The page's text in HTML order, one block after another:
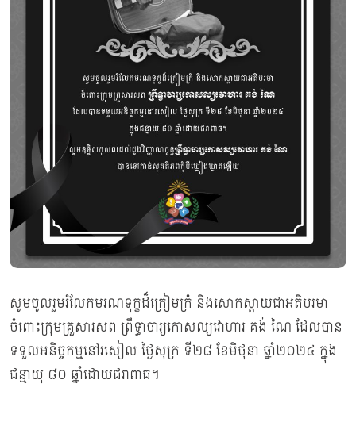
សូមចូលរួមរំលែកមរណទុក្ខដ៏ក្រៀមក្រំ និងសោកស្ដាយជាអតិបរមា
ចំពោះក្រុមគ្រួសារសព ព្រឹទ្ធាចារ្យកោសល្យវោហារ គង់ ណៃ ដែលបាន
ទទួលអនិច្ចកម្មនៅរសៀល ថ្ងៃសុក្រ ទី២៨ ខែមិថុនា ឆ្នាំ២០២៤ ក្នុង
ជន្មាយុ ៨០ ឆ្នាំដោយជរាពាធ។